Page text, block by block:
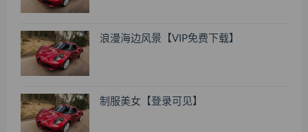
浪漫海边风景【VIP免费下载】
制服美女【登录可见】